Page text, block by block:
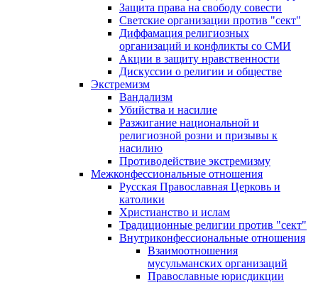
Защита права на свободу совести
Светские организации против "сект"
Диффамация религиозных
организаций и конфликты со СМИ
Акции в защиту нравственности
Дискуссии о религии и обществе
Экстремизм
Вандализм
Убийства и насилие
Разжигание национальной и
религиозной розни и призывы к
насилию
Противодействие экстремизму
Межконфессиональные отношения
Русская Православная Церковь и
католики
Христианство и ислам
Традиционные религии против "сект"
Внутриконфессиональные отношения
Взаимоотношения
мусульманских организаций
Православные юрисдикции